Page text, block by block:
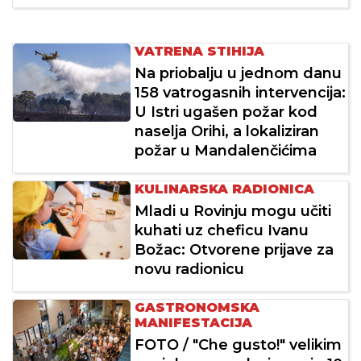
VATRENA STIHIJA
Na priobalju u jednom danu
158 vatrogasnih intervencija:
U Istri ugašen požar kod
naselja Orihi, a lokaliziran
požar u Mandalenčićima
KULINARSKA RADIONICA
Mladi u Rovinju mogu učiti
kuhati uz cheficu Ivanu
Božac: Otvorene prijave za
novu radionicu
GASTRONOMSKA
MANIFESTACIJA
FOTO / "Che gusto!" velikim